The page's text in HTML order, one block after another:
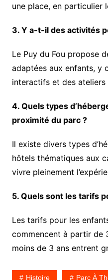
une place, en particulier
3. Y a-t-il des activités
Le Puy du Fou propose
adaptées aux enfants, y
interactifs et des ateliers
4. Quels types
proximité du parc ?
Il existe divers types
hôtels thématiques aux
vivre pleinement
5. Quels sont les tarifs
Les tarifs pour les
commencent à partir de
moins de 3 ans entrent
Histoire Parc À